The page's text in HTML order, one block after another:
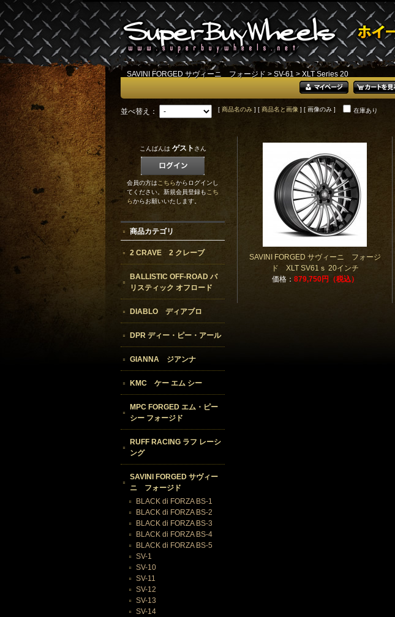
SAVINI FORGED サヴィーニ フォージド > SV-61 > XLT Series 20
並べ替え： [ 商品名のみ ] [ 商品名と画像 ] [ 画像のみ ] 在庫あり
SAVINI FORGED サヴィーニ フォージ
ド XLT SV61ｓ 20インチ
価格： 879,750円（税込）
こんばんは ゲスト さん
会員の方はこちらからログインし
てください。新規会員登録もこち
らからお願いいたします。
商品カテゴリ
2 CRAVE 2 クレーブ
BALLISTIC OFF-ROAD バ
リスティック オフロード
DIABLO ディアブロ
DPR ディー・ピー・アール
GIANNA ジアンナ
KMC ケー エム シー
MPC FORGED エム・ピー
シー フォージド
RUFF RACING ラフ レーシ
ング
SAVINI FORGED サヴィー
ニ フォージド
BLACK di FORZA BS-1
BLACK di FORZA BS-2
BLACK di FORZA BS-3
BLACK di FORZA BS-4
BLACK di FORZA BS-5
SV-1
SV-10
SV-11
SV-12
SV-13
SV-14